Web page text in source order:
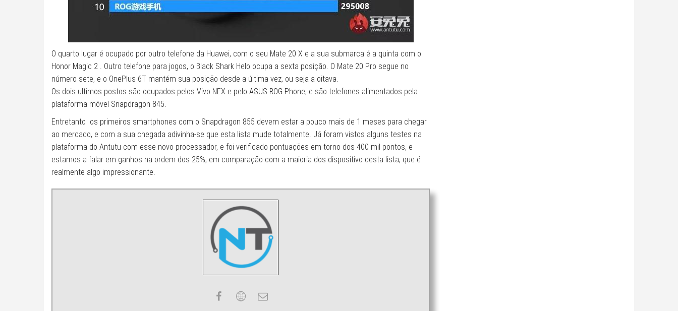
O quarto lugar é ocupado por outro telefone da Huawei, com o seu Mate 20 X e a sua submarca é a quinta com o
Honor Magic 2 . Outro telefone para jogos, o Black Shark Helo ocupa a sexta posição. O Mate 20 Pro segue no
número sete, e o OnePlus 6T mantém sua posição desde a última vez, ou seja a oitava.
Os dois ultimos postos são ocupados pelos Vivo NEX e pelo ASUS ROG Phone, e são telefones alimentados pela
plataforma móvel Snapdragon 845.
Entretanto os primeiros smartphones com o Snapdragon 855 devem estar a pouco mais de 1 meses para chegar
ao mercado, e com a sua chegada adivinha-se que esta lista mude totalmente. Já foram vistos alguns testes na
plataforma do Antutu com esse novo processador, e foi verificado pontuações em torno dos 400 mil pontos, e
estamos a falar em ganhos na ordem dos 25%, em comparação com a maioria dos dispositivo desta lista, que é
realmente algo impressionante.